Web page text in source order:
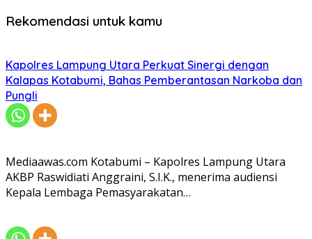
Rekomendasi untuk kamu
Kapolres Lampung Utara Perkuat Sinergi dengan
Kalapas Kotabumi, Bahas Pemberantasan Narkoba dan
Pungli
Mediaawas.com Kotabumi – Kapolres Lampung Utara
AKBP Raswidiati Anggraini, S.I.K., menerima audiensi
Kepala Lembaga Pemasyarakatan…